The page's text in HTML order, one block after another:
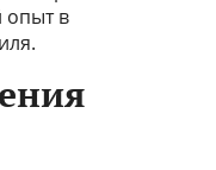
опыт в